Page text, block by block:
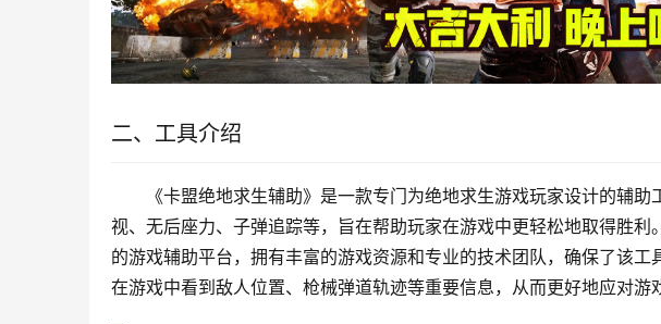
二、工具介绍
《卡盟绝地求生辅助》是一款专门为绝地求生游戏玩家设计的辅
视、无后座力、子弹追踪等，旨在帮助玩家在游戏中更轻松地取得胜
的游戏辅助平台，拥有丰富的游戏资源和专业的技术团队，确保了该
在游戏中看到敌人位置、枪械弹道轨迹等重要信息，从而更好地应对游